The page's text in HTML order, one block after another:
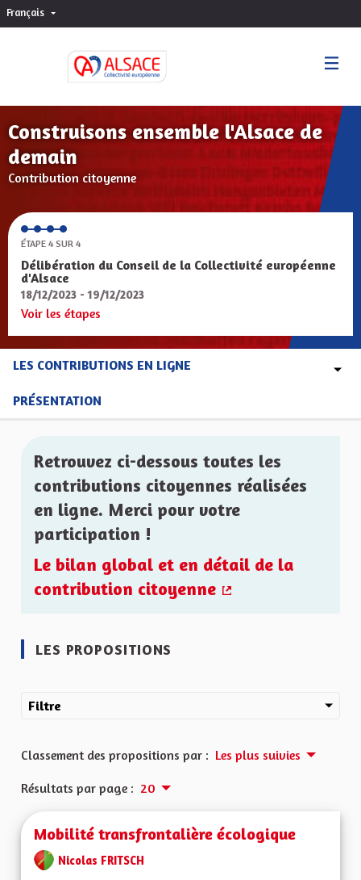
Français Choisir la langue
Construisons ensemble l'Alsace de
demain
Contribution citoyenne
ÉTAPE 4 SUR 4
Délibération du Conseil de la Collectivité européenne
d'Alsace
18/12/2023 - 19/12/2023
Voir les étapes
LES CONTRIBUTIONS EN LIGNE
PRÉSENTATION
Retrouvez ci-dessous toutes les
contributions citoyennes réalisées
en ligne. Merci pour votre
participation !
Le bilan global et en détail de la
contribution citoyenne
LES PROPOSITIONS
Filtre
Classement des propositions par : Les plus suivies
Résultats par page : 20
Mobilité transfrontalière écologique
Nicolas FRITSCH